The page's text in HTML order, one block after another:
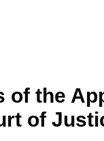
of the
of